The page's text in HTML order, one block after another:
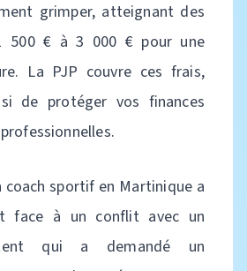
grimper, atteignant des
500 € à 3 000 € pour une
La PJP couvre ces frais,
de protéger vos finances
coach sportif en Martinique a
face à un conflit avec un
qui a demandé un